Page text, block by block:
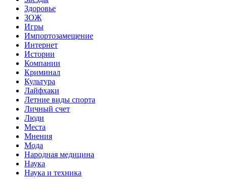
Здоровье
ЗОЖ
Игры
Импортозамещение
Интернет
Истории
Компании
Криминал
Культура
Лайфхаки
Летние виды спорта
Личный счет
Люди
Места
Мнения
Мода
Народная медицина
Наука
Наука и техника